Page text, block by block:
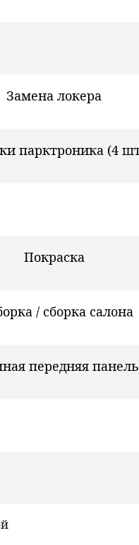
Замена локера
парктроника (4
Покраска
/ сборка салона
передняя панель